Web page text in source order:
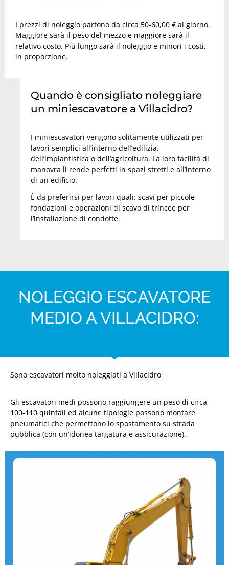
I prezzi di noleggio partono da circa 50-60,00 € al giorno.
Maggiore sarà il peso del mezzo e maggiore sarà il
relativo costo. Più lungo sarà il noleggio e minori i costi,
in proporzione.
Quando è consigliato noleggiare
un miniescavatore a Villacidro?
I miniescavatori vengono solitamente utilizzati per
lavori semplici all’interno dell’edilizia,
dell’impiantistica o dell’agricoltura. La loro facilità di
manovra li rende perfetti in spazi stretti e all’interno
di un edificio.
È da preferirsi per lavori quali: scavi per piccole
fondazioni e operazioni di scavo di trincee per
l’installazione di condotte.
NOLEGGIO ESCAVATORE
MEDIO A VILLACIDRO:
Sono escavatori molto noleggiati a Villacidro
Gli escavatori medi possono raggiungere un peso di circa
100-110 quintali ed alcune tipologie possono montare
pneumatici che permettono lo spostamento su strada
pubblica (con un’idonea targatura e assicurazione).